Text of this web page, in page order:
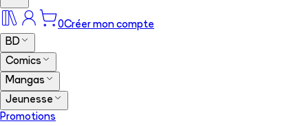
0Créer mon compte
BD
Comics
Mangas
Jeunesse
Promotions